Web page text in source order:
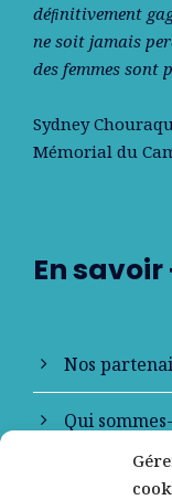
déﬁnitivement
ne soit jamais
des femmes sont
Sydney
Mémorial du
En savoir
Nos
Qui
Contactez-